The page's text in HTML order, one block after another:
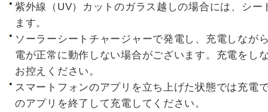
紫外線（UV）カットのガラス越しの場合には、シ
ます。
ソーラーシートチャージャーで発電し、充電しなが
電が正常に動作しない場合がございます。充電をし
お控えください。
スマートフォンのアプリを立ち上げた状態では充電
のアプリを終了して充電してください。